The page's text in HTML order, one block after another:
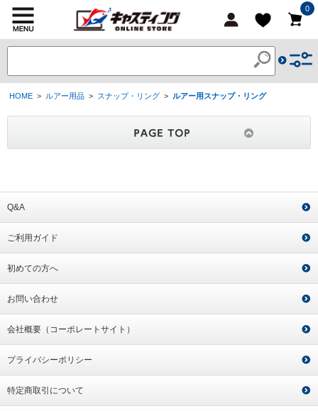
0
HOME > ルアー用品 > スナップ・リング > ルアー用スナップ・リング
Q&A
ご利用ガイド
初めての方へ
お問い合わせ
会社概要（コーポレートサイト）
プライバシーポリシー
特定商取引について